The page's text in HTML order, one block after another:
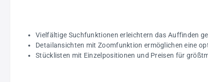
Vielfältige Suchfunktionen erleichtern das Auffinden
Detailansichten mit Zoomfunktion ermöglichen eine
Stücklisten mit Einzelpositionen und Preisen für